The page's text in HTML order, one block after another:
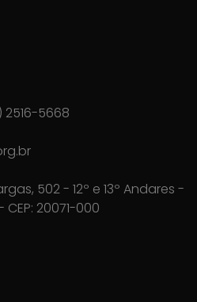
2516-5668
502 - 12º e 13º Andares -
20071-000